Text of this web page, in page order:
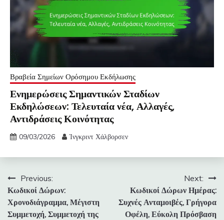
Βραβεία Σημείων Ορόσημου Εκδήλωσης
Ενημερώσεις Σημαντικών Σταδίων
Εκδηλώσεων: Τελευταία νέα, Αλλαγές,
Αντιδράσεις Κοινότητας
09/03/2026 Ίνγκριντ Χάλβορσεν
Post
navigation
Previous:
Κωδικοί Δώρων:
Χρονοδιάγραμμα, Μέγιστη
Συμμετοχή, Συμμετοχή της
Next:
Κωδικοί Δώρων Ημέρας:
Συχνές Ανταμοιβές, Γρήγορα
Οφέλη, Εύκολη Πρόσβαση